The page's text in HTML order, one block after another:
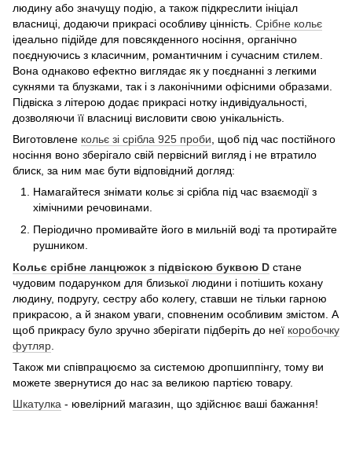
людину або значущу подію, а також підкреслити ініціал
власниці, додаючи прикрасі особливу цінність. Срібне кольє
ідеально підійде для повсякденного носіння, органічно
поєднуючись з класичним, романтичним і сучасним стилем.
Вона однаково ефектно виглядає як у поєднанні з легкими
сукнями та блузками, так і з лаконічними офісними образами.
Підвіска з літерою додає прикрасі нотку індивідуальності,
дозволяючи її власниці висловити свою унікальність.
Виготовлене кольє зі срібла 925 проби , щоб під час постійного
носіння воно зберігало свій первісний вигляд і не втратило
блиск, за ним має бути відповідний догляд:
Намагайтеся знімати кольє зі срібла під час взаємодії з
хімічними речовинами.
Періодично промивайте його в мильній воді та протирайте
рушником.
Кольє срібне ланцюжок з підвіскою буквою D стане
чудовим подарунком для близької людини і потішить кохану
людину, подругу, сестру або колегу, ставши не тільки гарною
прикрасою, а й знаком уваги, сповненим особливим змістом. А
щоб прикрасу було зручно зберігати підберіть до неї коробочку
футляр.
Також ми співпрацюємо за системою дропшиппінгу, тому ви
можете звернутися до нас за великою партією товару.
Шкатулка - ювелірний магазин, що здійснює ваші бажання!